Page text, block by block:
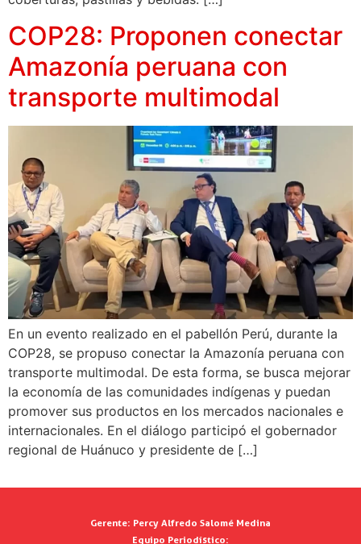
COP28: Proponen conectar
Amazonía peruana con
transporte multimodal
En un evento realizado en el pabellón Perú, durante la
COP28, se propuso conectar la Amazonía peruana con
transporte multimodal. De esta forma, se busca mejorar
la economía de las comunidades indígenas y puedan
promover sus productos en los mercados nacionales e
internacionales. En el diálogo participó el gobernador
regional de Huánuco y presidente de […]
Gerente: Percy Alfredo Salomé Medina
Equipo Periodístico: